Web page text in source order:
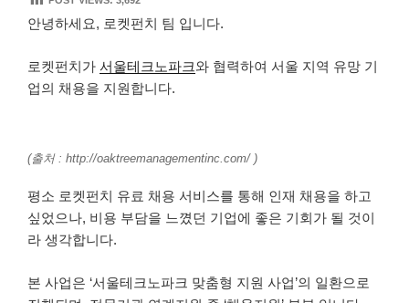
안녕하세요, 로켓펀치 팀 입니다.
로켓펀치가 서울테크노파크와 협력하여 서울 지역 유망 기
업의 채용을 지원합니다.
(출처 : http://oaktreemanagementinc.com/ )
평소 로켓펀치 유료 채용 서비스를 통해 인재 채용을 하고
싶었으나, 비용 부담을 느꼈던 기업에 좋은 기회가 될 것이
라 생각합니다.
본 사업은 ‘서울테크노파크 맞춤형 지원 사업’의 일환으로